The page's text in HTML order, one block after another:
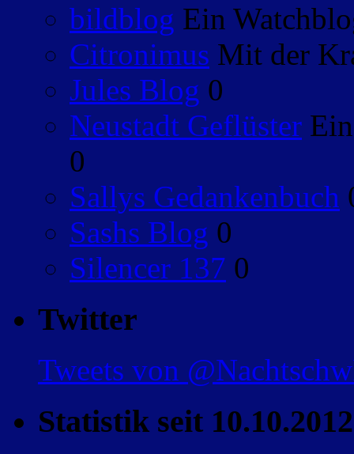
bildblog Ein
Citronimus Mit der
Jules Blog 0
Neustadt Geflüster
0
Sallys Gedankenbuch
Sashs Blog 0
Silencer 137 0
Twitter
Tweets von
Statistik seit 10.10.2012